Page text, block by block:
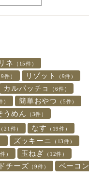
ネ （15件）
9件） リゾット （9件）
カルパッチョ （6件）
） 簡単おやつ （5件）
うめん （3件）
（21件） なす （19件）
ズッキーニ （13件）
） 玉ねぎ （12件）
チーズ （9件） ベーコン